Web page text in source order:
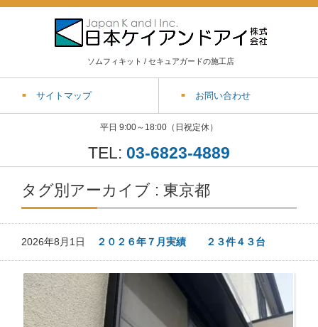
ソムフィキット / セキュアガードの施工店
サイトマップ お問い合わせ
平日 9:00～18:00（日祝定休）
TEL: 03-6823-4889
タグ別アーカイブ : 東京都
2026年8月1日 ２０２６年７月実績 ２３件４３台